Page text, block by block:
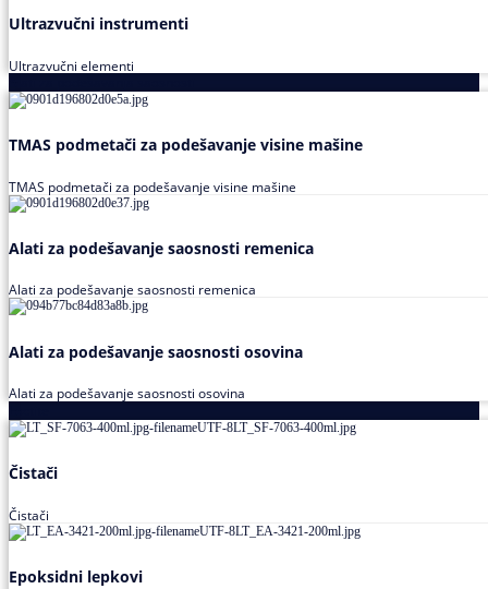
Ultrazvučni instrumenti
Ultrazvučni elementi
TMAS podmetači za podešavanje visine mašine
TMAS podmetači za podešavanje visine mašine
Alati za podešavanje saosnosti remenica
Alati za podešavanje saosnosti remenica
Alati za podešavanje saosnosti osovina
Alati za podešavanje saosnosti osovina
Čistači
Čistači
Epoksidni lepkovi